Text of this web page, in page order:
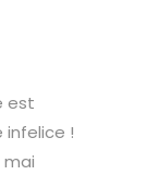
est
infelice !
mai